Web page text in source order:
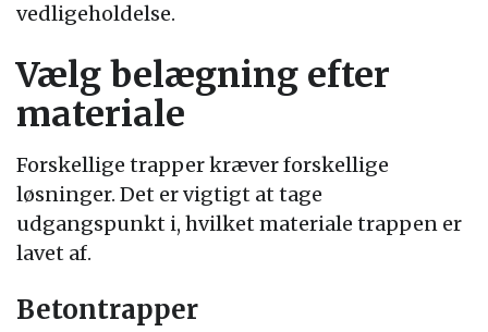
vedligeholdelse.
Vælg belægning efter
materiale
Forskellige trapper kræver forskellige
løsninger. Det er vigtigt at tage
udgangspunkt i, hvilket materiale trappen er
lavet af.
Betontrapper